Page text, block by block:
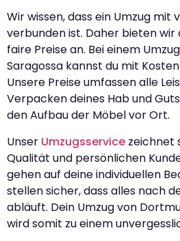
Wir wissen, dass ein Umzug mit
verbunden ist. Daher bieten
faire Preise an. Bei einem
Saragossa kannst du mit
Unsere Preise umfassen alle
Verpacken deines Hab und
den Aufbau der Möbel vor Ort.
Unser Umzugsservice zeichnet
Qualität und persönlichen
gehen auf deine individuellen
stellen sicher, dass alles nach
abläuft. Dein Umzug von
wird somit zu einem